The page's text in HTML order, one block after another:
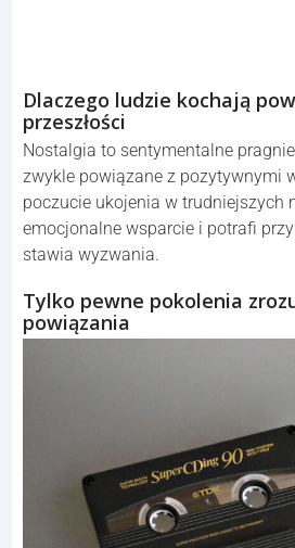
Dlaczego ludzie kochają
przeszłości
Nostalgia to sentymentalne
zwykle powiązane z pozytywnymi
poczucie ukojenia w trudniejszych
emocjonalne wsparcie i potrafi
stawia wyzwania.
Tylko pewne pokolenia
powiązania